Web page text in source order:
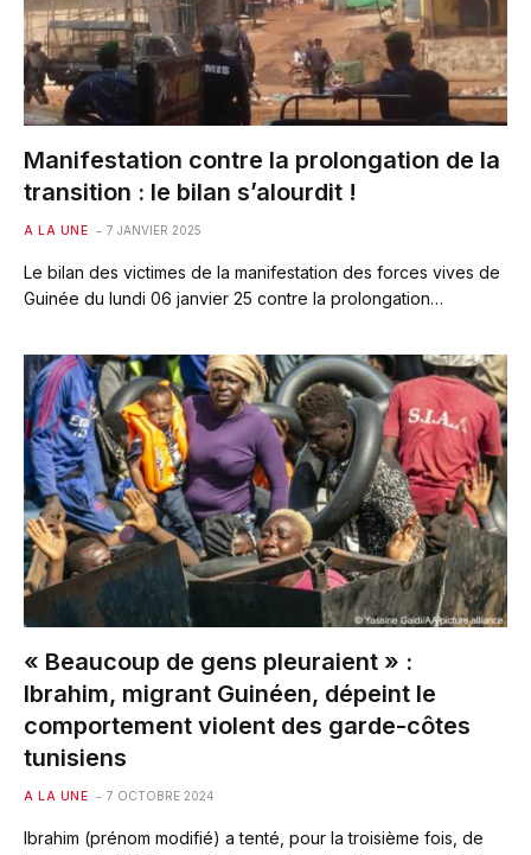
Manifestation contre la prolongation de la
transition : le bilan s’alourdit !
A LA UNE 7 JANVIER 2025
Le bilan des victimes de la manifestation des forces vives de
Guinée du lundi 06 janvier 25 contre la prolongation…
« Beaucoup de gens pleuraient » :
Ibrahim, migrant Guinéen, dépeint le
comportement violent des garde-côtes
tunisiens
A LA UNE 7 OCTOBRE 2024
Ibrahim (prénom modifié) a tenté, pour la troisième fois, de